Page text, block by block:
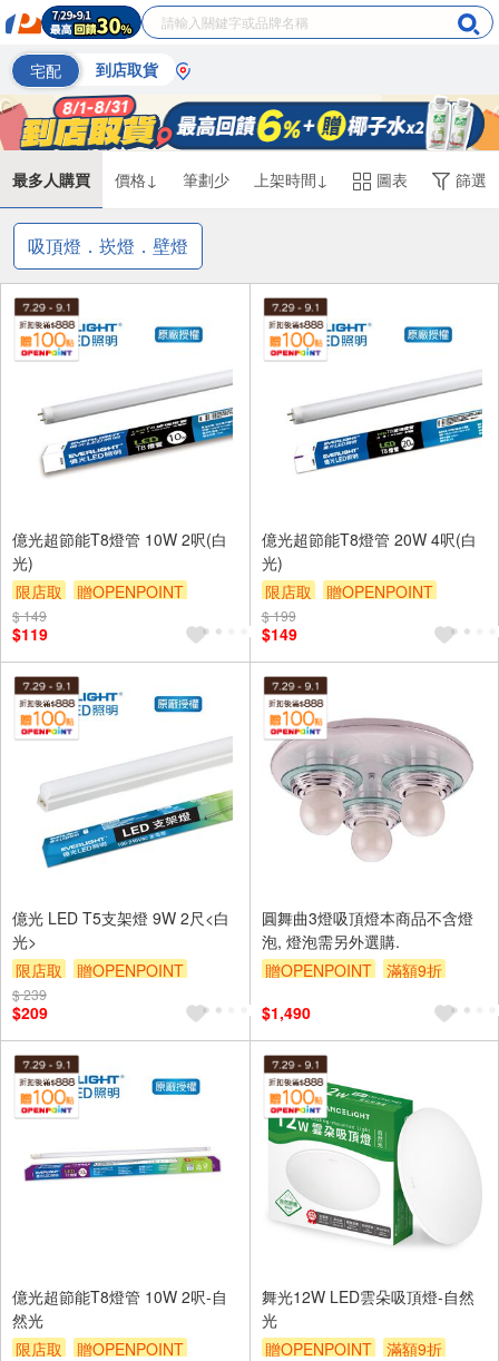
宅配 到店取貨
最多人購買 價格↓ 筆劃少 上架時間↓ 圖表 篩選
吸頂燈．崁燈．壁燈
億光超節能T8燈管 10W 2呎(白
光)
限店取
贈OPENPOINT
滿額9折
$ 149
$119
億光超節能T8燈管 20W 4呎(白
光)
限店取
贈OPENPOINT
滿額9折
$ 199
$149
億光 LED T5支架燈 9W 2尺<白
光>
限店取
贈OPENPOINT
滿額9折
$ 239
$209
圓舞曲3燈吸頂燈本商品不含燈
泡, 燈泡需另外選購.
贈OPENPOINT
滿額9折
$1,490
億光超節能T8燈管 10W 2呎-自
然光
限店取
贈OPENPOINT
舞光12W LED雲朵吸頂燈-自然
光
贈OPENPOINT
滿額9折